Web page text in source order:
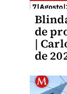
de
|
de